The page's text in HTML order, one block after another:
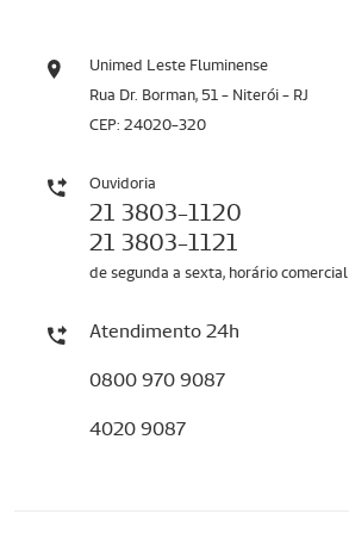
Unimed Leste Fluminense
Rua Dr. Borman, 51 - Niterói - RJ
CEP: 24020-320
Ouvidoria
21 3803-1120
21 3803-1121
de segunda a sexta, horário comercial
Atendimento 24h
0800 970 9087
4020 9087